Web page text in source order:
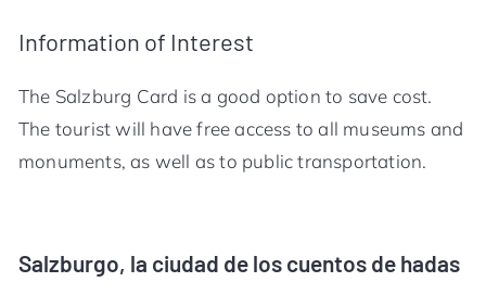
Information of Interest
The Salzburg Card is a good option to save cost.
The tourist will have free access to all museums and
monuments, as well as to public transportation.
Salzburgo, la ciudad de los cuentos de hadas